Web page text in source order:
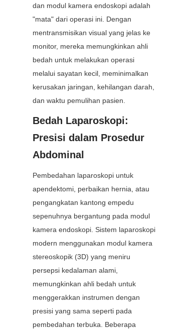
dan modul kamera endoskopi adalah
"mata" dari operasi ini. Dengan
mentransmisikan visual yang jelas ke
monitor, mereka memungkinkan ahli
bedah untuk melakukan operasi
melalui sayatan kecil, meminimalkan
kerusakan jaringan, kehilangan darah,
dan waktu pemulihan pasien.
Bedah Laparoskopi:
Presisi dalam Prosedur
Abdominal
Pembedahan laparoskopi untuk
apendektomi, perbaikan hernia, atau
pengangkatan kantong empedu
sepenuhnya bergantung pada modul
kamera endoskopi. Sistem laparoskopi
modern menggunakan modul kamera
stereoskopik (3D) yang meniru
persepsi kedalaman alami,
memungkinkan ahli bedah untuk
menggerakkan instrumen dengan
presisi yang sama seperti pada
pembedahan terbuka. Beberapa